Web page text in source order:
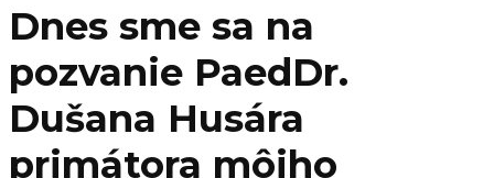
Dnes sme sa na
pozvanie PaedDr.
Dušana Husára
primátora môjho